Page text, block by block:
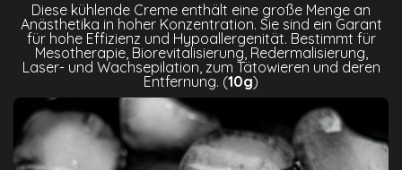
Diese kühlende Creme enthält eine große Menge an
Anästhetika in hoher Konzentration. Sie sind ein Garant
für hohe Effizienz und Hypoallergenität. Bestimmt für
Mesotherapie, Biorevitalisierung, Redermalisierung,
Laser- und Wachsepilation, zum Tätowieren und deren
Entfernung. (10g)